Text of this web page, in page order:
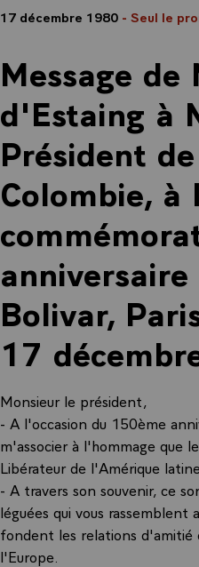
17 décembre 1980 - Seul le
Message de
d'Estaing à
Président
Colombie, à
Bolivar,
17
Monsieur le président,
- A l'occasion du 150ème
m'associer à l'hommage que
Libérateur de l'Amérique latine.
- A travers son souvenir, ce
léguées qui vous rassemblent
fondent les relations d'amitié
l'Europe.